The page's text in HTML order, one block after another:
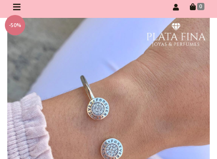
0
-50%